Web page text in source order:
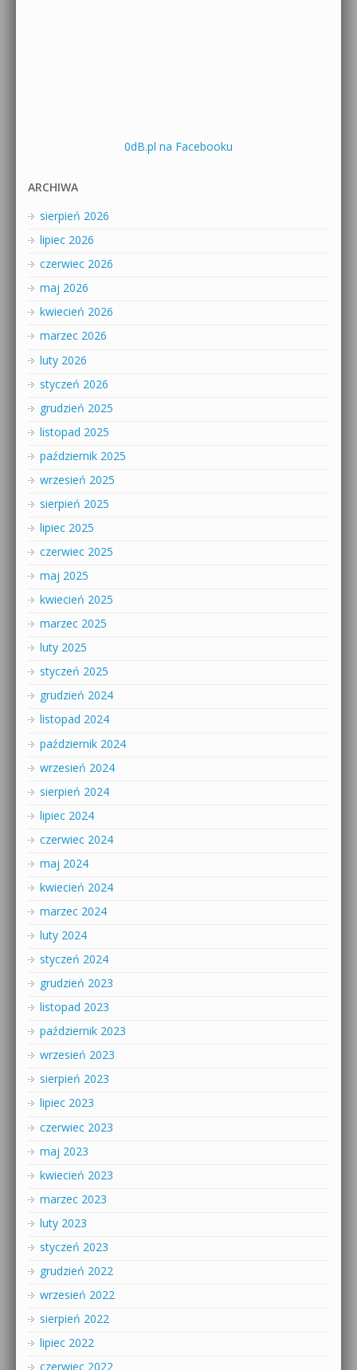
0dB.pl na Facebooku
ARCHIWA
sierpień 2026
lipiec 2026
czerwiec 2026
maj 2026
kwiecień 2026
marzec 2026
luty 2026
styczeń 2026
grudzień 2025
listopad 2025
październik 2025
wrzesień 2025
sierpień 2025
lipiec 2025
czerwiec 2025
maj 2025
kwiecień 2025
marzec 2025
luty 2025
styczeń 2025
grudzień 2024
listopad 2024
październik 2024
wrzesień 2024
sierpień 2024
lipiec 2024
czerwiec 2024
maj 2024
kwiecień 2024
marzec 2024
luty 2024
styczeń 2024
grudzień 2023
listopad 2023
październik 2023
wrzesień 2023
sierpień 2023
lipiec 2023
czerwiec 2023
maj 2023
kwiecień 2023
marzec 2023
luty 2023
styczeń 2023
grudzień 2022
wrzesień 2022
sierpień 2022
lipiec 2022
czerwiec 2022